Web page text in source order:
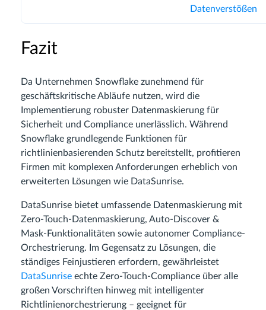
Datenverstößen
Fazit
Da Unternehmen Snowflake zunehmend für
geschäftskritische Abläufe nutzen, wird die
Implementierung robuster Datenmaskierung für
Sicherheit und Compliance unerlässlich. Während
Snowflake grundlegende Funktionen für
richtlinienbasierenden Schutz bereitstellt, profitieren
Firmen mit komplexen Anforderungen erheblich von
erweiterten Lösungen wie DataSunrise.
DataSunrise bietet umfassende Datenmaskierung mit
Zero-Touch-Datenmaskierung, Auto-Discover &
Mask-Funktionalitäten sowie autonomer Compliance-
Orchestrierung. Im Gegensatz zu Lösungen, die
ständiges Feinjustieren erfordern, gewährleistet
DataSunrise echte Zero-Touch-Compliance über alle
großen Vorschriften hinweg mit intelligenter
Richtlinienorchestrierung – geeignet für